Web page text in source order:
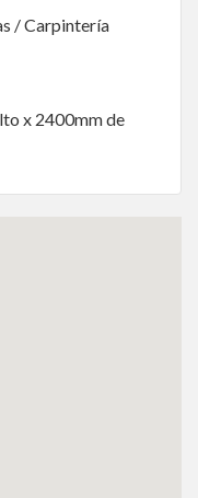
/ Carpintería
x 2400mm de